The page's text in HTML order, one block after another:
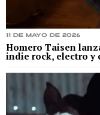
11 de mayo de 2026
Homero Taisen
indie rock, electro y